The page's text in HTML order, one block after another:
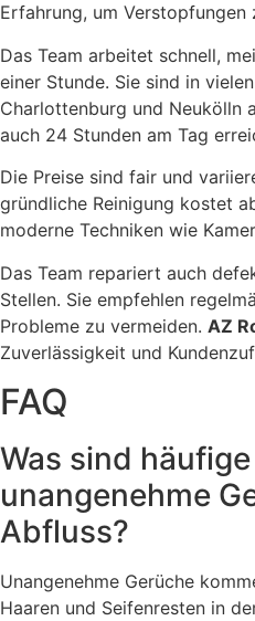
Erfahrung, um Verstopfungen
Das Team arbeitet schnell,
einer Stunde. Sie sind in
Charlottenburg und Neukölln
auch 24 Stunden am Tag
Die Preise sind fair und
gründliche Reinigung kostet
moderne Techniken wie
Das Team repariert auch
Stellen. Sie empfehlen
Probleme zu vermeiden. AZ
Zuverlässigkeit und
FAQ
Was sind
unangenehme
Abfluss?
Unangenehme Gerüche
Haaren und Seifenresten in